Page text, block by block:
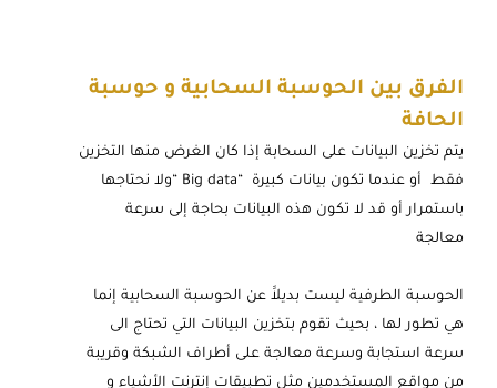
الفرق بين الحوسبة السحابية و حوسبة
الحافة
يتم تخزين البيانات على السحابة إذا كان الغرض منها التخزين
فقط أو عندما تكون بيانات كبيرة “Big data “ولا نحتاجها
باستمرار أو قد لا تكون هذه البيانات بحاجة إلى سرعة
معالجة
الحوسبة الطرفية ليست بديلاََ عن الحوسبة السحابية إنما
هي تطور لها ، بحيث تقوم بتخزين البيانات التي تحتاج الى
سرعة استجابة وسرعة معالجة على أطراف الشبكة وقريبة
من مواقع المستخدمين مثل تطبيقات إنترنت الأشياء و